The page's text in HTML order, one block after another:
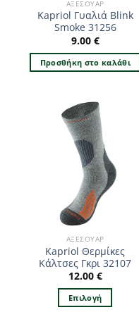
ΑΞΕΣΟΥΆΡ
Kapriol Γυαλιά Blink
Smoke 31256
9.00 €
Προσθήκη στο καλάθι
ΑΞΕΣΟΥΆΡ
Kapriol Θερμίκες
Κάλτσες Γκρι 32107
12.00 €
Επιλογή